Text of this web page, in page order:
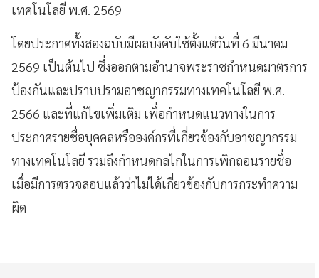
เทคโนโลยี พ.ศ. 2569
โดยประกาศทั้งสองฉบับมีผลบังคับใช้ตั้งแต่วันที่ 6 มีนาคม
2569 เป็นต้นไป ซึ่งออกตามอำนาจพระราชกำหนดมาตรการ
ป้องกันและปราบปรามอาชญากรรมทางเทคโนโลยี พ.ศ.
2566 และที่แก้ไขเพิ่มเติม เพื่อกำหนดแนวทางในการ
ประกาศรายชื่อบุคคลหรือองค์กรที่เกี่ยวข้องกับอาชญากรรม
ทางเทคโนโลยี รวมถึงกำหนดกลไกในการเพิกถอนรายชื่อ
เมื่อมีการตรวจสอบแล้วว่าไม่ได้เกี่ยวข้องกับการกระทำความ
ผิด